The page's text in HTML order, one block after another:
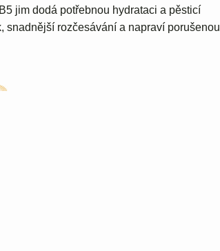
jim dodá potřebnou hydrataci a pěsticí
snadnější rozčesávání a napraví porušenou